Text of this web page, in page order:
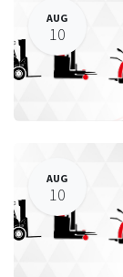
AUG
10
AUG
10